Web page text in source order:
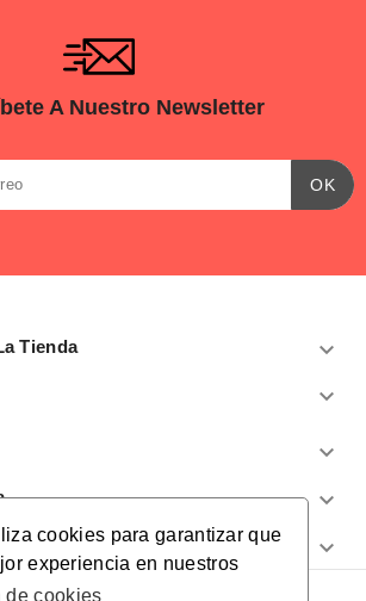
cookies para garantizar que
experiencia en nuestros
de cookies
A Nuestro Newsletter
Tienda 



